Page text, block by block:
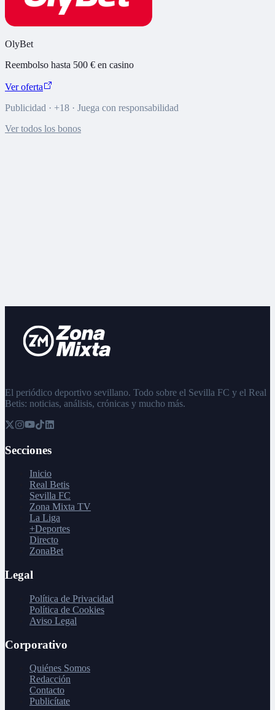
OlyBet
Reembolso hasta 500 € en casino
Ver oferta
Publicidad · +18 · Juega con responsabilidad
Ver todos los bonos
El periódico deportivo sevillano. Todo sobre el Sevilla FC y el Real
Betis: noticias, análisis, crónicas y mucho más.
Secciones
Inicio
Real Betis
Sevilla FC
Zona Mixta TV
La Liga
+Deportes
Directo
ZonaBet
Legal
Política de Privacidad
Política de Cookies
Aviso Legal
Corporativo
Quiénes Somos
Redacción
Contacto
Publicítate